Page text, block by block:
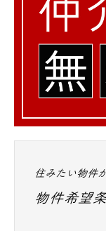
住みたい物件
物件希望